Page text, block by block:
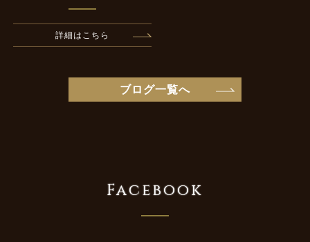
詳細はこちら
ブログ一覧へ
Facebook